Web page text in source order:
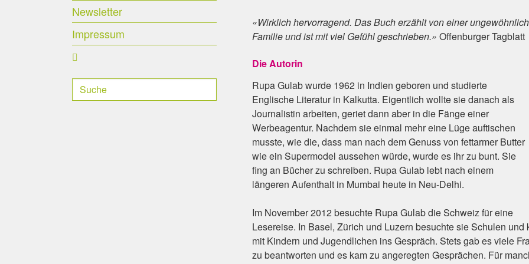
Newsletter
Impressum
«Wirklich hervorragend. Das Buch erzählt von einer
Familie und ist mit viel Gefühl geschrieben.» Offenburger Tagblatt
Die Autorin
Rupa Gulab wurde 1962 in Indien geboren und studierte
Englische Literatur in Kalkutta. Eigentlich wollte sie danach als
Journalistin arbeiten, geriet dann aber in die Fänge einer
Werbeagentur. Nachdem sie einmal mehr eine Lüge auftischen
musste, wie die, dass man nach dem Genuss von fettarmer Butter
wie ein Supermodel aussehen würde, wurde es ihr zu bunt. Sie
fing an Bücher zu schreiben. Rupa Gulab lebt nach einem
längeren Aufenthalt in Mumbai heute in Neu-Delhi.
Im November 2012 besuchte Rupa Gulab die Schweiz für eine
Lesereise. In Basel, Zürich und Luzern besuchte sie Schulen und
mit Kindern und Jugendlichen ins Gespräch. Stets gab es viele
zu beantworten und es kam zu angeregten Gesprächen. Für